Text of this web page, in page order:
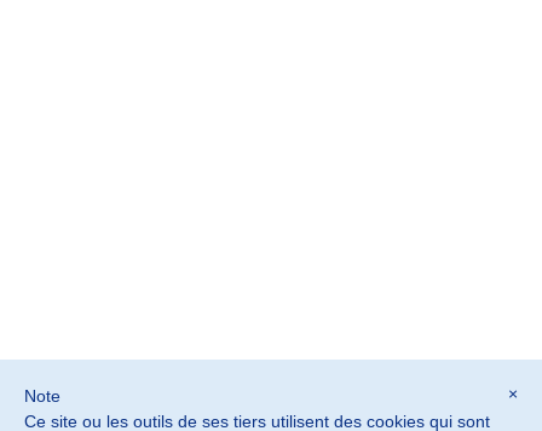
×
Note
Ce site ou les outils de ses tiers utilisent des cookies qui sont